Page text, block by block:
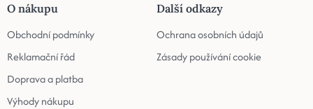
O nákupu
Obchodní podmínky
Reklamační řád
Doprava a platba
Výhody nákupu
Další odkazy
Ochrana osobních údajů
Zásady používání cookie